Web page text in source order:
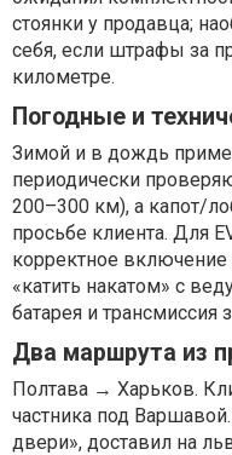
стоянки у продавца;
себя, если штрафы за
километре.
Погодные и
Зимой и в дождь
периодически
200–300 км), а капот/
просьбе клиента. Для
корректное включение
«катить накатом» с
батарея и трансмиссия
Два маршрута из
Полтава → Харьков.
частника под
двери», доставил на